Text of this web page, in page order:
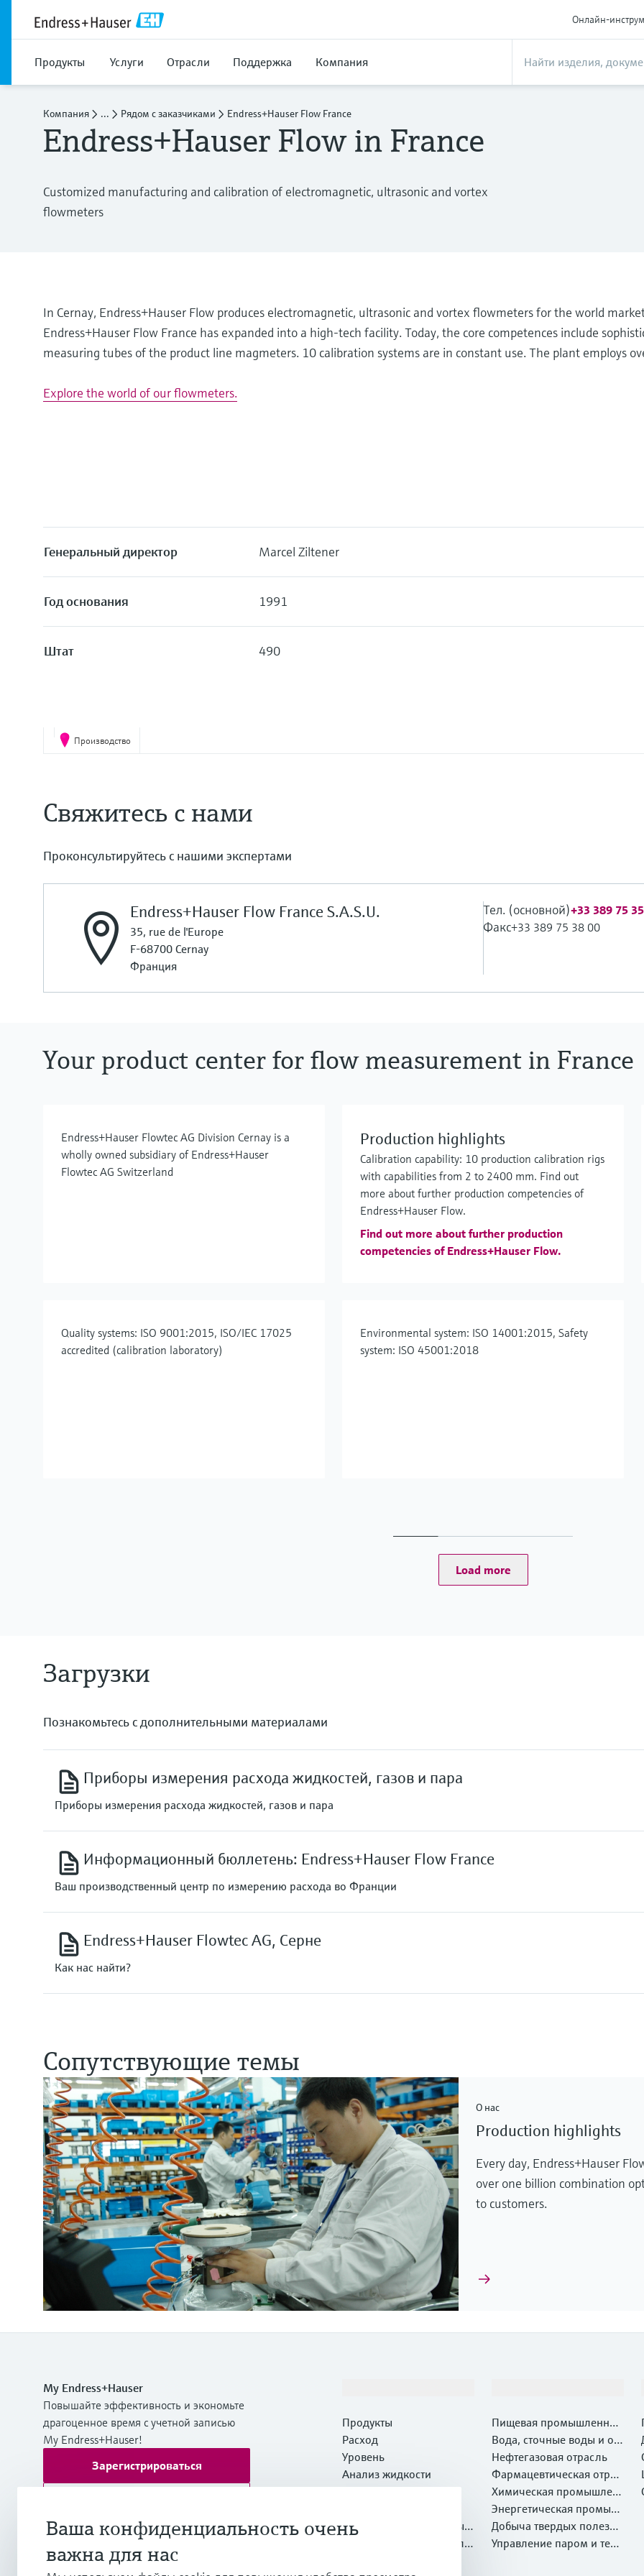
Онлайн-
Продукты Услуги Отрасли Поддержка Компания
Компания ... Рядом с заказчиками Endress+Hauser Flow France
Endress+Hauser Flow in France
Customized manufacturing and calibration of electromagnetic, ultrasonic and vortex
flowmeters
In Cernay, Endress+Hauser Flow produces electromagnetic, ultrasonic and vortex flowmeters for the world
Endress+Hauser Flow France has expanded into a high-tech facility. Today, the core competences include
measuring tubes of the product line magmeters. 10 calibration systems are in constant use. The plant employs
Explore the world of our flowmeters.
Генеральный директор Marcel Ziltener
Год основания 1991
Штат 490
Производство
Свяжитесь с нами
Проконсультируйтесь с нашими экспертами
Endress+Hauser Flow France S.A.S.U.
35, rue de l'Europe
F-68700 Cernay
Франция
Тел. (основной)+33 389 75
Факс+33 389 75 38 00
Your product center for flow measurement in France
Endress+Hauser Flowtec AG Division Cernay is a
wholly owned subsidiary of Endress+Hauser
Flowtec AG Switzerland
Production highlights
Calibration capability: 10 production calibration rigs
with capabilities from 2 to 2400 mm. Find out
more about further production competencies of
Endress+Hauser Flow.
Find out more about further production
competencies of Endress+Hauser Flow.
Quality systems: ISO 9001:2015, ISO/IEC 17025
accredited (calibration laboratory)
Environmental system: ISO 14001:2015, Safety
system: ISO 45001:2018
Load more
Загрузки
Познакомьтесь с дополнительными материалами
Приборы измерения расхода жидкостей, газов и пара
Приборы измерения расхода жидкостей, газов и пара
Информационный бюллетень: Endress+Hauser Flow France
Ваш производственный центр по измерению расхода во Франции
Endress+Hauser Flowtec AG, Серне
Как нас найти?
Сопутствующие темы
О нас
Production highlights
Every day, Endress+Hauser
over one billion combination
to customers.
My Endress+Hauser
Повышайте эффективность и экономьте
драгоценное время с учетной записью
My Endress+Hauser!
Зарегистрироваться
Дополнительная информация
Endress+Hauser International Europe
Хорватия
Продукты
Расход
Уровень
Анализ жидкости
Температура
Системные компоненты и
Оптический метод анали
Пищевая промышленнос
ть
Вода, сточные воды и отх
оды
Нефтегазовая отрасль
Фармацевтическая отрас
ль
Химическая промышлен
ность
Энергетическая промыш
ленность
Добыча твердых полезны
х ископаемых и Металлу
Управление паром и техн
Ваша конфиденциальность очень
важна для нас